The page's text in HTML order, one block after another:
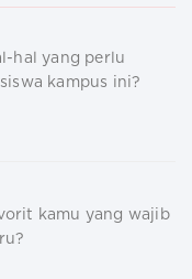
hal yang perlu
kampus ini?
kamu yang wajib